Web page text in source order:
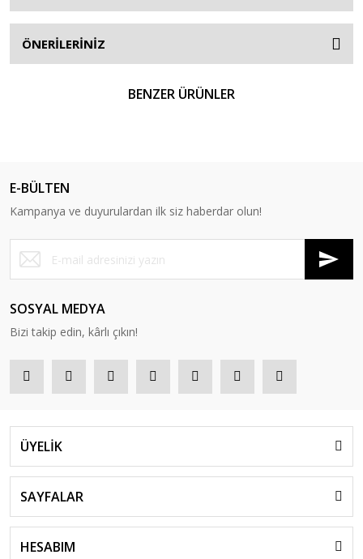
ÖNERİLERİNİZ
BENZER ÜRÜNLER
E-BÜLTEN
Kampanya ve duyurulardan ilk siz haberdar olun!
SOSYAL MEDYA
Bizi takip edin, kârlı çıkın!
ÜYELİK
SAYFALAR
HESABIM